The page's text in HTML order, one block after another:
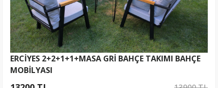
ERCİYES 2+2+1+1+MASA GRİ BAHÇE TAKIMI BAHÇE
MOBİLYASI